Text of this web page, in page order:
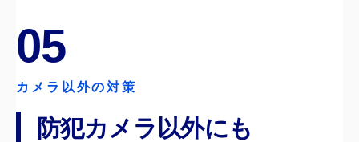
05
カメラ以外の対策
防犯カメラ以外にも